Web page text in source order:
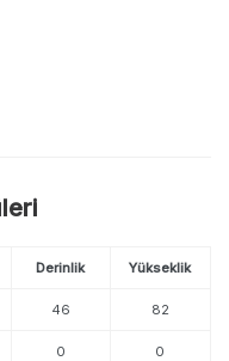
Derinlik Yükseklik
46 82
0 0